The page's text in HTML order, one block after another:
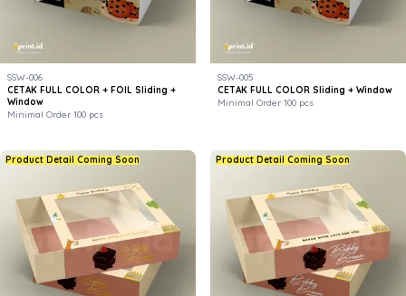
SSW-006
CETAK FULL COLOR + FOIL Sliding +
Window
Minimal Order 100 pcs
SSW-005
CETAK FULL COLOR Sliding + Window
Minimal Order 100 pcs
Product Detail Coming Soon Product Detail Coming Soon